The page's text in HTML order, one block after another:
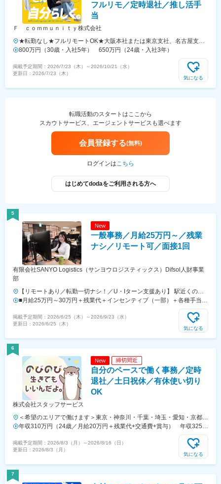
福岡県福岡市中央区天神1-14-18福岡市営地下鉄空港線「天神駅」直結
七隈線「天神南駅」徒歩5分西鉄天神大牟田線「西鉄福岡（天神）駅」
徒歩6分◎受動喫煙対策あり：オフィス内禁煙
フルリモ／定時退社／推し活手
当
Ｆ ｃｏｍｍｕｎｉｔｙ株式会社
★転勤なし★フルリモートOK★大阪本社または東京支社、名古屋支
社、福岡支社。または一都三県・名古屋・関西・福岡のプロジェクト
先。■本社所在地大阪府大阪市北区万歳町4-12浪速ビル西館8階■東京支
社東京都新宿区新宿1‐9‐10■名古屋支社愛知県名古屋市西区牛島町6-1
名古屋ルーセントタワー■福岡支社福岡県福岡市中央区天神1‐14‐
田駅」より徒歩5分＜東京支社＞◆丸の内線「新宿御苑前駅」より徒歩
3分◆各線「新宿三丁目駅」より徒歩10分＜名古屋支社＞◆各線「名古
屋駅」徒歩5分＜福岡支社＞◆地下鉄空港線「天神駅」地下直結◆地下
鉄七隈線「天神南駅」より徒歩5分◆西鉄天神大牟田線「西鉄福岡（天
800万円（30歳・入社5年） 650万円（24歳・入社3年）
掲載予定期間： 2026/7/23（木） ～2026/10/21（水）
更新日： 2026/7/23（木）
気になる
転職活動のスタートはここから
スカウトサービス、エージェントサービスも選べます
会員登録する(無料)
ログインはこちら
はじめてdodaをご利用される方へ
5
New
一般事務／月給25万円～／残業
ナシ／リモート可／面接1回
有限会社SANYO Logistics（サンヨウロジスティックス）Difsol人財事業
部
【リモートあり／転勤一切ナシ！／U・Iターン支援あり】 駅近くのオ
フィスビル各所または通勤時間を考慮して配属を決定します！会社都合
での勤務地選定は一切行いません。▼勤務地新宿区、中央区、台東区、
江戸川区、港区、豊島区、渋谷区、世田谷区、杉並区 など▼本社東京
都港区芝5-3-2 +SHIFT MIMA 4F※受動喫煙対策あり
■月給25万円～30万円＋残業代＋インセンティブ（一部）＋各種手当⇒
事務やPCの経験がある方■月給21万円～27万円＋残業代＋インセンテ
ィブ（一部）＋各種手当⇒未経験の方※これまでの経験やお持ちのスキ
ル等を考慮して決定します。※万が一、残業が発生した場合は1分単位
掲載予定期間： 2026/6/25（木） ～2026/9/23（水）
更新日： 2026/6/25（木）
気になる
6
New 締切間近
自分のペースで働く事務／定時
退社／土日祝休／有休使い切り
OK
株式会社スタッフサービス
＜希望のエリアで働けます＞東京・神奈川・千葉・埼玉・愛知・京都・
大阪・兵庫・奈良・広島 ・岡山・北海道・宮城・福島・新潟・茨城・
栃木・群馬・石川・富山・長野・静岡・岐阜・三重・滋賀・香川・愛
媛・山口・福岡・熊本・長崎・鹿児島◆転居を伴う転勤なし◆配属先は
通える範囲で希望を考慮して決定◆駅チカなど通勤に便利なエリア多数
年収310万円（24歳／月給20万円＋残業代+交通費+賞与） 年収325万
掲載予定期間： 2026/8/3（月） ～2026/8/16（日）
更新日： 2026/8/3（月）
気になる
7